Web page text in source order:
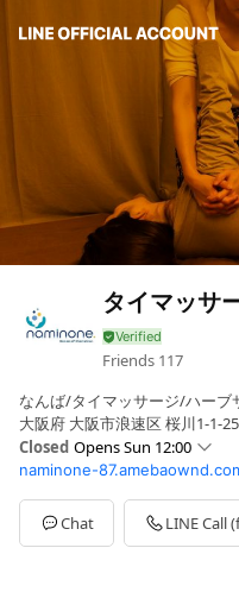
タイマッサ
Friends 117
なんば/タイマッサージ/ハーブ
大阪府 大阪市浪速区 桜川1-1-25
Closed Opens Sun 12:00
Sun12:00 - 22:00
Mon12:00 - 22:00
Tue12:00 - 22:00
Wed12:00 - 22:00
naminone-
Chat LINE Call